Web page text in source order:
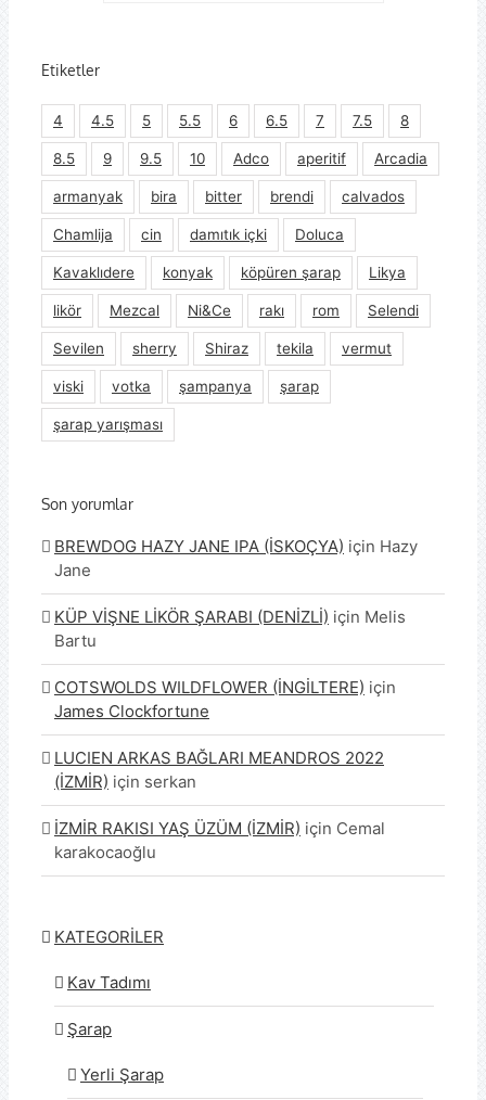
Etiketler
4 4.5 5 5.5 6 6.5 7 7.5 8
8.5 9 9.5 10 Adco aperitif Arcadia
armanyak bira bitter brendi calvados
Chamlija cin damıtık içki Doluca
Kavaklıdere konyak köpüren şarap Likya
likör Mezcal Ni&Ce rakı rom Selendi
Sevilen sherry Shiraz tekila vermut
viski votka şampanya şarap
şarap yarışması
Son yorumlar
BREWDOG HAZY JANE IPA (İSKOÇYA) için Hazy
Jane
KÜP VİŞNE LİKÖR ŞARABI (DENİZLİ) için Melis
Bartu
COTSWOLDS WILDFLOWER (İNGİLTERE) için
James Clockfortune
LUCIEN ARKAS BAĞLARI MEANDROS 2022
(İZMİR) için serkan
İZMİR RAKISI YAŞ ÜZÜM (İZMİR) için Cemal
karakocaoğlu
KATEGORİLER
Kav Tadımı
Şarap
Yerli Şarap